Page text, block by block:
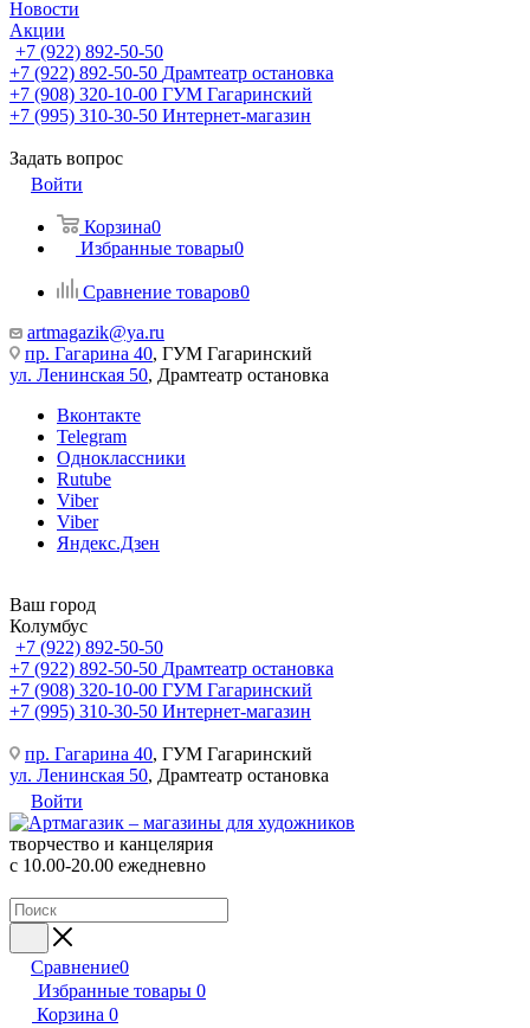
Новости
Акции
+7 (922) 892-50-50
+7 (922) 892-50-50 Драмтеатр остановка
+7 (908) 320-10-00 ГУМ Гагаринский
+7 (995) 310-30-50 Интернет-магазин
Задать вопрос
Войти
Корзина0
Избранные товары0
Сравнение товаров0
artmagazik@ya.ru
пр. Гагарина 40, ГУМ Гагаринский
ул. Ленинская 50, Драмтеатр остановка
Вконтакте
Telegram
Одноклассники
Rutube
Viber
Viber
Яндекс.Дзен
Ваш город
Колумбус
+7 (922) 892-50-50
+7 (922) 892-50-50 Драмтеатр остановка
+7 (908) 320-10-00 ГУМ Гагаринский
+7 (995) 310-30-50 Интернет-магазин
пр. Гагарина 40, ГУМ Гагаринский
ул. Ленинская 50, Драмтеатр остановка
Войти
творчество и канцелярия
с 10.00-20.00 ежедневно
Сравнение0
Избранные товары 0
Корзина 0